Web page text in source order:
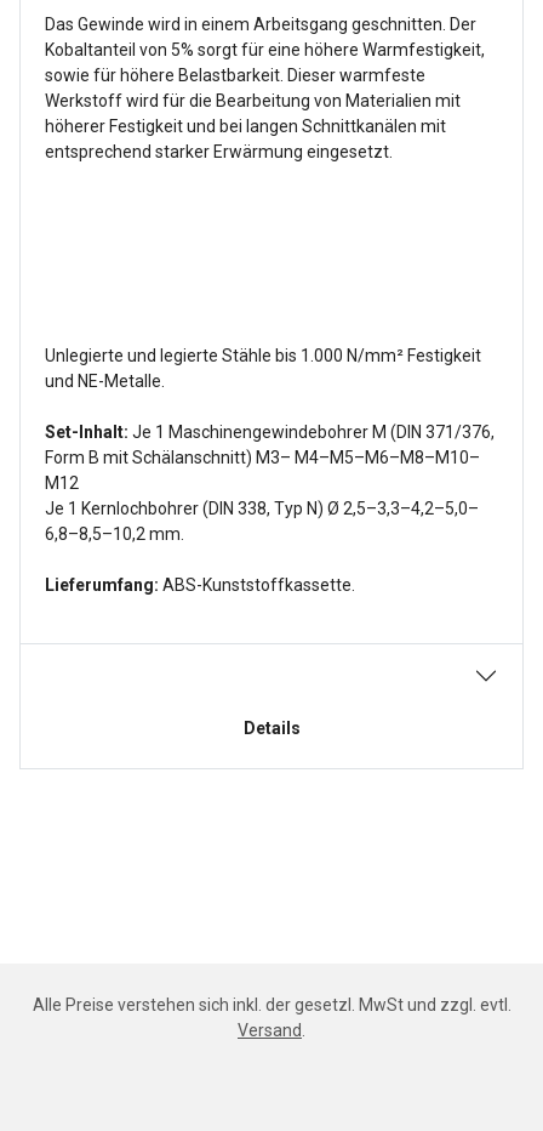
Das Gewinde wird in einem Arbeitsgang geschnitten. Der
Kobaltanteil von 5% sorgt für eine höhere Warmfestigkeit,
sowie für höhere Belastbarkeit. Dieser warmfeste
Werkstoff wird für die Bearbeitung von Materialien mit
höherer Festigkeit und bei langen Schnittkanälen mit
entsprechend starker Erwärmung eingesetzt.
Unlegierte und legierte Stähle bis 1.000 N/mm² Festigkeit
und NE-Metalle.
Set-Inhalt: Je 1 Maschinengewindebohrer M (DIN 371/376,
Form B mit Schälanschnitt) M3– M4–M5–M6–M8–M10–
M12
Je 1 Kernlochbohrer (DIN 338, Typ N) Ø 2,5–3,3–4,2–5,0–
6,8–8,5–10,2 mm.
Lieferumfang: ABS-Kunststoffkassette.
Details
Alle Preise verstehen sich inkl. der gesetzl. MwSt und zzgl. evtl.
Versand